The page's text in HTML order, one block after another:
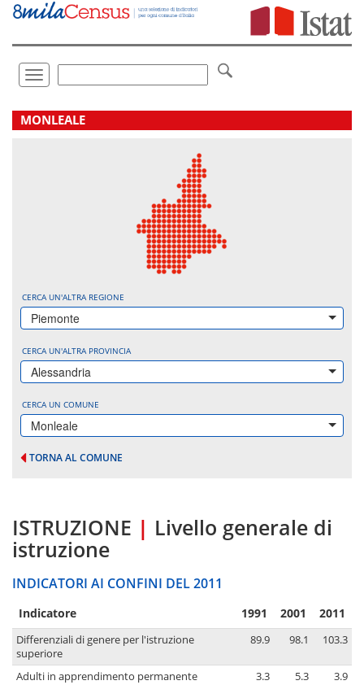
Vai
direttamente
Toggle
navigation
.
MONLEALE
CERCA UN'ALTRA REGIONE
Piemonte
CERCA UN'ALTRA PROVINCIA
Alessandria
CERCA UN COMUNE
Monleale
TORNA AL COMUNE
ISTRUZIONE | Livello generale di
istruzione
INDICATORI AI CONFINI DEL 2011
Indicatore 1991 2001 2011
Differenziali di genere per l'istruzione
superiore
89.9 98.1 103.3
Adulti in apprendimento permanente 3.3 5.3
3.9